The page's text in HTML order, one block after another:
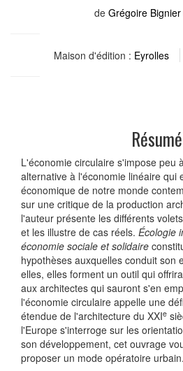
de Grégoire Bignier
Maison d'édition : Eyrolles
Résumé
L'économie circulaire s'impose peu
alternative à l'économie linéaire qui
économique de notre monde
sur une critique de la production
l'auteur présente les différents
et les illustre de cas réels. Écologie
économie sociale et solidaire
hypothèses auxquelles conduit son
elles, elles forment un outil qui
aux architectes qui sauront s'en
l'économie circulaire appelle une
étendue de l'architecture du XXIe
l'Europe s'interroge sur les
son développement, cet ouvrage
proposer un mode opératoire urbain.